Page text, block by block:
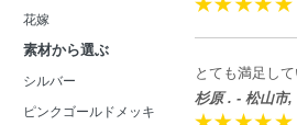
花嫁
素材から選ぶ
シルバー
ピンクゴールドメッキ
とても満足して
杉原 . - 松山市,